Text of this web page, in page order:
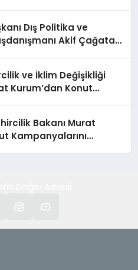
Dış Politika ve
Akif Çağatay
ve İklim Değişikliği
Kurum’dan Konut
Bakanı Murat
Kampanyalarını